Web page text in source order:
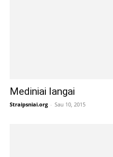
Mediniai langai
Straipsniai.org - Sau 10, 2015